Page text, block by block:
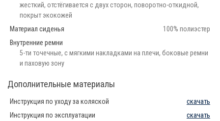
жесткий, отстёгивается с двух сторон, поворотно-откидной,
покрыт экокожей
Материал сиденья
100% полиэстер
Внутренние ремни
5-ти точечные, с мягкими накладками на плечи, боковые ремни
и паховую зону
Дополнительные материалы
Инструкция по уходу за коляской
скачать
Инструкция по эксплуатации
скачать